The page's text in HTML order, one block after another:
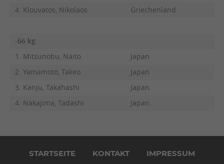
4. Klouvatos, Nikolaos
Griechenland
-66 kg
1. Mitsunobu, Naito
Japan
2. Yamamoto, Takeo
Japan
3. Kanju, Takahashi
Japan
4. Nakajima, Tadashi
Japan
überspringen
STARTSEITE KONTAKT
IMPRESSUM